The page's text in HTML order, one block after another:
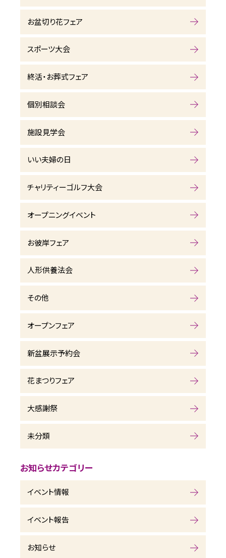
お盆切り花フェア
スポーツ大会
終活・お葬式フェア
個別相談会
施設見学会
いい夫婦の日
チャリティーゴルフ大会
オープニングイベント
お彼岸フェア
人形供養法会
その他
オープンフェア
新盆展示予約会
花まつりフェア
大感謝祭
未分類
お知らせカテゴリー
イベント情報
イベント報告
お知らせ